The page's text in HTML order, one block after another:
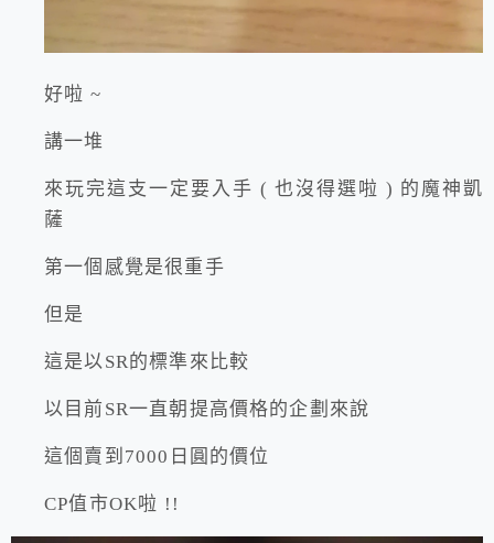
好啦 ~
講一堆
來玩完這支一定要入手 ( 也沒得選啦 ) 的魔神凱
薩
第一個感覺是很重手
但是
這是以SR的標準來比較
以目前SR一直朝提高價格的企劃來說
這個賣到7000日圓的價位
CP值市OK啦 !!